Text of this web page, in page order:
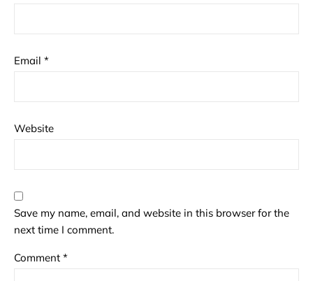
Email *
Website
Save my name, email, and website in this browser for the
next time I comment.
Comment *